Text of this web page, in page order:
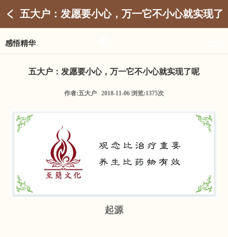
五大户：发愿要小心，万一它不小心就实现了
感悟精华
五大户：发愿要小心，万一它不小心就实现了呢
作者:五大户 2018-11-06 浏览:1375次
起源